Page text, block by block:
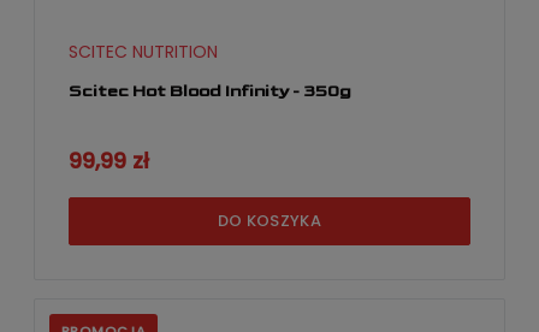
Scitec Hot Blood Infinity - 350g
SCITEC NUTRITION
99,99 zł
DO KOSZYKA